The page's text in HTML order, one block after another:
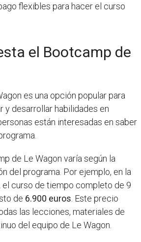
flexibles para hacer el curso
el Bootcamp de
es una opción popular para
y desarrollar habilidades en
están interesadas en saber
de Le Wagon varía según la
del programa. Por ejemplo, en la
el curso de tiempo completo de 9
de 6.900 euros . Este precio
las lecciones, materiales de
del equipo de Le Wagon.